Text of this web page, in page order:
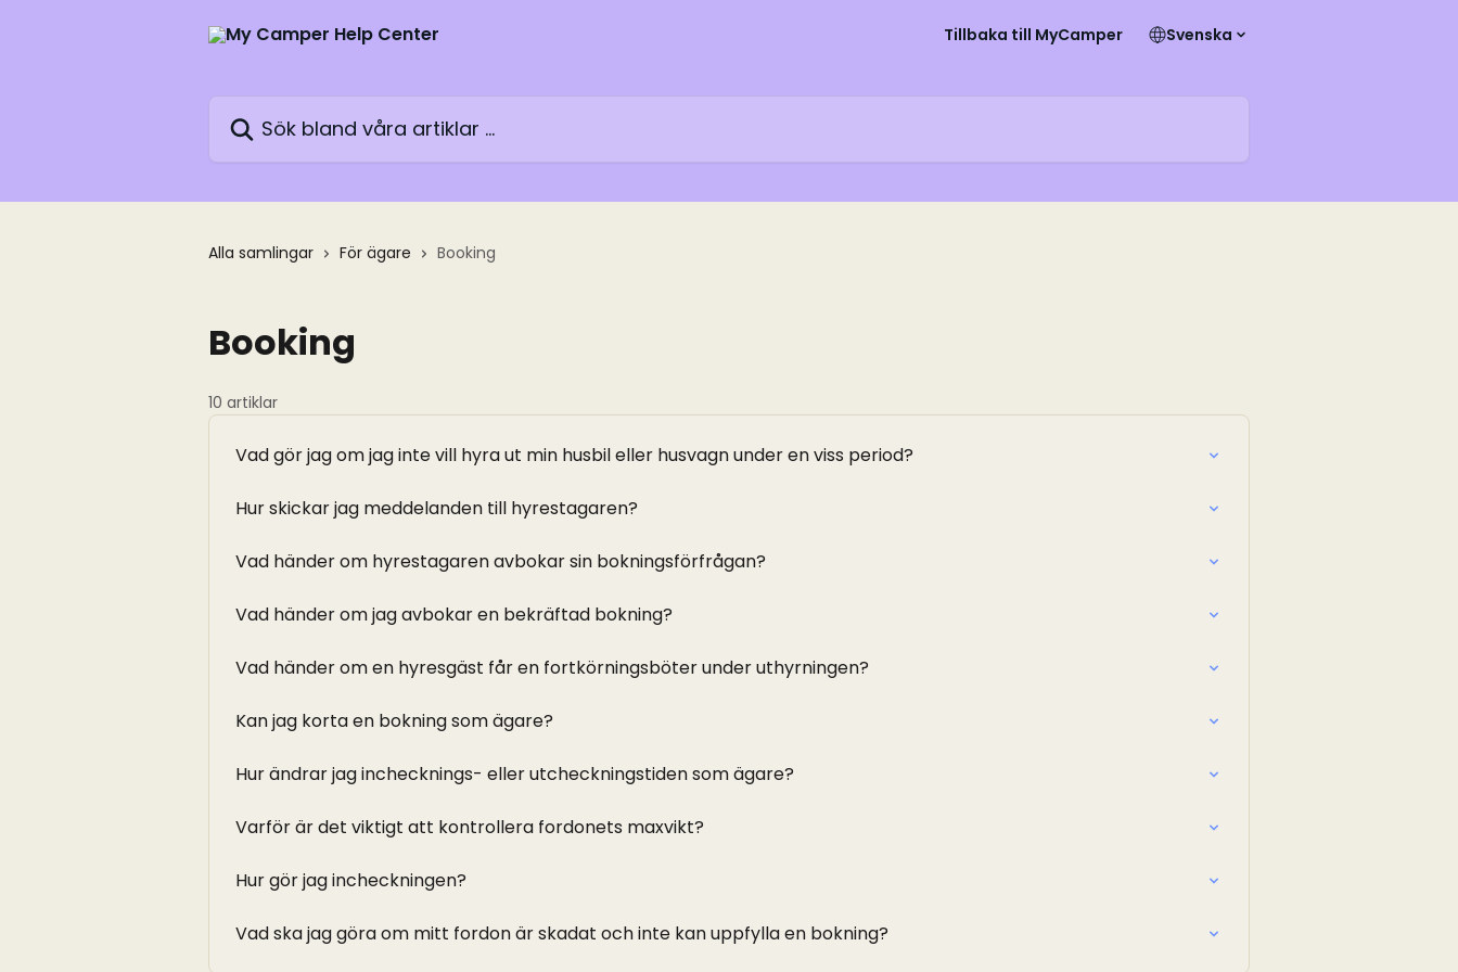
Tillbaka till MyCamper Svenska
Alla samlingar För ägare Booking
Booking
10 artiklar
Vad gör jag om jag inte vill hyra ut min husbil eller husvagn under en viss period?
Hur skickar jag meddelanden till hyrestagaren?
Vad händer om hyrestagaren avbokar sin bokningsförfrågan?
Vad händer om jag avbokar en bekräftad bokning?
Vad händer om en hyresgäst får en fortkörningsböter under uthyrningen?
Kan jag korta en bokning som ägare?
Hur ändrar jag inchecknings- eller utcheckningstiden som ägare?
Varför är det viktigt att kontrollera fordonets maxvikt?
Hur gör jag incheckningen?
Vad ska jag göra om mitt fordon är skadat och inte kan uppfylla en bokning?